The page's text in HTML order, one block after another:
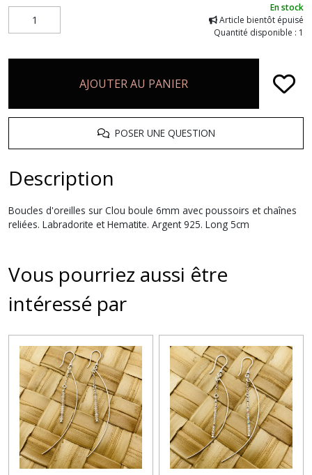
En stock
Article bientôt épuisé
Quantité disponible : 1
AJOUTER AU PANIER
POSER UNE QUESTION
Description
Boucles d'oreilles sur Clou boule 6mm avec poussoirs et chaînes
reliées. Labradorite et Hematite. Argent 925. Long 5cm
Vous pourriez aussi être
intéressé par